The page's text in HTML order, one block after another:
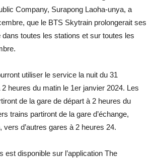
Company, Surapong Laoha-unya, a
que le BTS Skytrain prolongerait ses
toutes les stations et sur toutes les
utiliser le service la nuit du 31
2 heures du matin le 1er janvier 2024. Les
de la gare de départ à 2 heures du
trains partiront de la gare d’échange,
vers d’autres gares à 2 heures 24.
est disponible sur l’application The